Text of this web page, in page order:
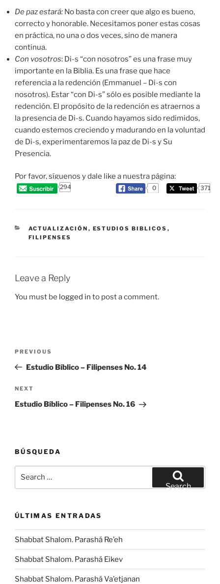
De paz estará: No basta con creer que algo es bueno,
correcto y honorable. Necesitamos poner estas cosas
en práctica, no una o dos veces, sino de manera
continua.
Con vosotros: Di-s “con nosotros” es una frase muy
importante en la Biblia. Es una frase que hace
referencia a la redención (Emmanuel – Di-s con
nosotros). Estar “con Di-s” sólo es posible mediante la
redención. El propósito de la redención es atraernos a
la presencia de Di-s. Cuando hayamos sido redimidos,
cuando estemos creciendo y madurando en la voluntad
de Di-s, experimentaremos la paz de Di-s y Su
Presencia.
Por favor, síguenos y dale like a nuestra página:
294 0 371
CATEGORIES
ACTUALIZACIÓN , ESTUDIOS BIBLICOS ,
FILIPENSES
Leave a Reply
You must be logged in to post a comment.
Previous
Post
PREVIOUS
Estudio Bíblico – Filipenses No. 14
Next
Post
NEXT
Estudio Bíblico – Filipenses No. 16
BÚSQUEDA
Search
ÚLTIMAS ENTRADAS
Shabbat Shalom. Parashá Re’eh
Shabbat Shalom. Parashá Eikev
Shabbat Shalom. Parashá Va’etjanan